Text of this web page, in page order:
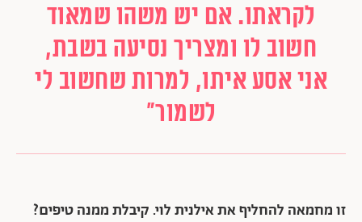
לקראתו. אם יש משהו שמאוד
חשוב לו ומצריך נסיעה בשבת,
אני אסע איתו, למרות שחשוב לי
לשמור"
זו מחמאה להחליף את אילנית לוי. קיבלת ממנה טיפים?